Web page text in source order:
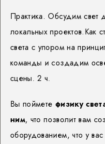
Практика. Обсудим свет
локальных проектов.Как
света с упором на
команды и создадим
сцены. 2 ч.
Вы поймете физику
ним, что позволит вам
оборудованием, что у вас